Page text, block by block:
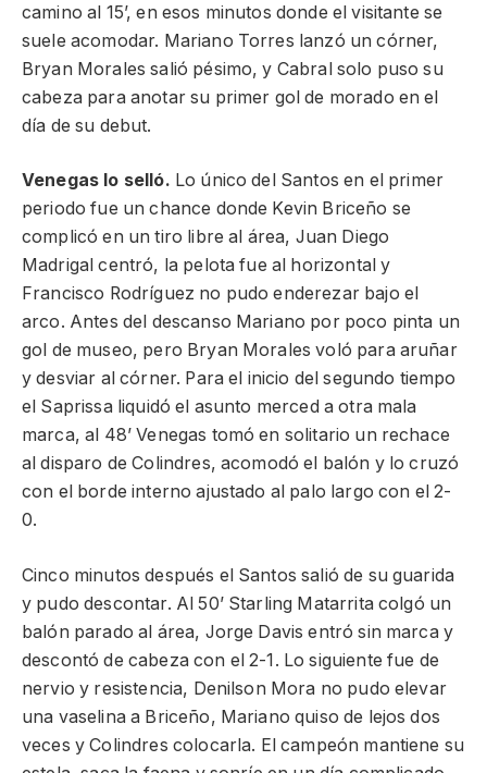
camino al 15’, en esos minutos donde el visitante se
suele acomodar. Mariano Torres lanzó un córner,
Bryan Morales salió pésimo, y Cabral solo puso su
cabeza para anotar su primer gol de morado en el
día de su debut.
Venegas lo selló. Lo único del Santos en el primer
periodo fue un chance donde Kevin Briceño se
complicó en un tiro libre al área, Juan Diego
Madrigal centró, la pelota fue al horizontal y
Francisco Rodríguez no pudo enderezar bajo el
arco. Antes del descanso Mariano por poco pinta un
gol de museo, pero Bryan Morales voló para aruñar
y desviar al córner. Para el inicio del segundo tiempo
el Saprissa liquidó el asunto merced a otra mala
marca, al 48’ Venegas tomó en solitario un rechace
al disparo de Colindres, acomodó el balón y lo cruzó
con el borde interno ajustado al palo largo con el 2-
0.
Cinco minutos después el Santos salió de su guarida
y pudo descontar. Al 50’ Starling Matarrita colgó un
balón parado al área, Jorge Davis entró sin marca y
descontó de cabeza con el 2-1. Lo siguiente fue de
nervio y resistencia, Denilson Mora no pudo elevar
una vaselina a Briceño, Mariano quiso de lejos dos
veces y Colindres colocarla. El campeón mantiene su